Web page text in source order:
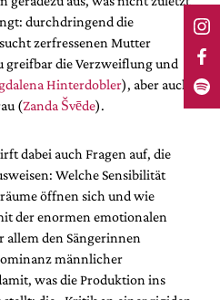
durchdringend die
zerfressenen Mutter
greifbar die Verzweiflung und
Hinterdobler), aber auch
(Zanda Švēde).
dabei auch Fragen auf, die
Welche Sensibilität
öffnen sich und wie
der enormen emotionalen
allem den Sängerinnen
männlicher
was die Produktion ins